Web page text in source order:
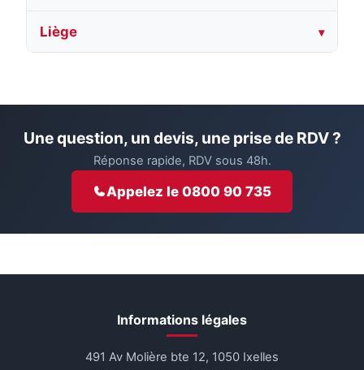
Liège
Une question, un devis, une prise de RDV ?
Réponse rapide, RDV sous 48h.
Appelez le 0800 90 735
Informations légales
491 Av Molière bte 12, 1050 Ixelles